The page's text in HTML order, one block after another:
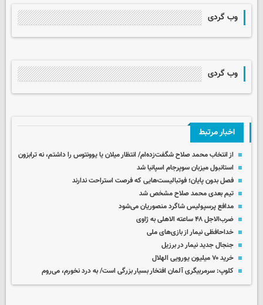
وب گردی
وب گردی
اخبار مرتبط
از انتخاب محمد صلاح شگفت‌زده‌ام/ انتظار میلان یا یوونتوس را داشتم، نه ترابزون
استانبول میزبان سوپرجام اسپانیا شد
فصل بدون پایان؛ فوتبالیست‌هایی که فرصت استراحت ندارند
تیم بعدی محمد صلاح مشخص شد
مدافع پرسپولیس شاگرد منصوریان می‌شود
ضرب‌الاجل ۴۸ ساعته الاهلی به ژاوی
خداحافظی نیمار از بازی‌های ملی
جنجال جدید نیمار در برزیل
خرید ۷۰ میلیون یورویی الهلال
کلوپ: سرمربیگری آلمان افتخار بسیار بزرگی است/ به درد نخورم، می‌روم